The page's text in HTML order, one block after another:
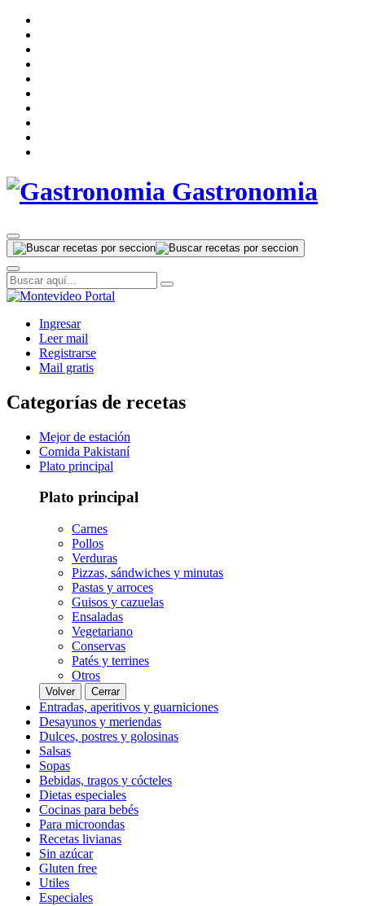
Gastronomia
Ingresar
Leer mail
Registrarse
Mail gratis
Categorías de recetas
Mejor de estación
Comida Pakistaní
Plato principal
Plato principal
Carnes
Pollos
Verduras
Pizzas, sándwiches y minutas
Pastas y arroces
Guisos y cazuelas
Ensaladas
Vegetariano
Conservas
Patés y terrines
Otros
Volver Cerrar
Entradas, aperitivos y guarniciones
Desayunos y meriendas
Dulces, postres y golosinas
Salsas
Sopas
Bebidas, tragos y cócteles
Dietas especiales
Cocinas para bebés
Para microondas
Recetas livianas
Sin azúcar
Gluten free
Utiles
Especiales